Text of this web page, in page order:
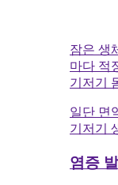
잠은 생
마다 적
기저기
일단 면
기저기
염증